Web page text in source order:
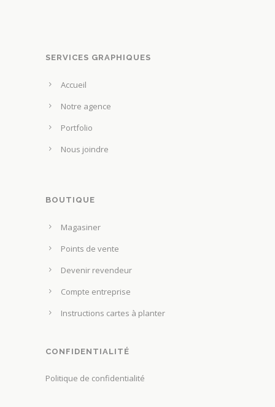
SERVICES GRAPHIQUES
Accueil
Notre agence
Portfolio
Nous joindre
BOUTIQUE
Magasiner
Points de vente
Devenir revendeur
Compte entreprise
Instructions cartes à planter
CONFIDENTIALITÉ
Politique de confidentialité